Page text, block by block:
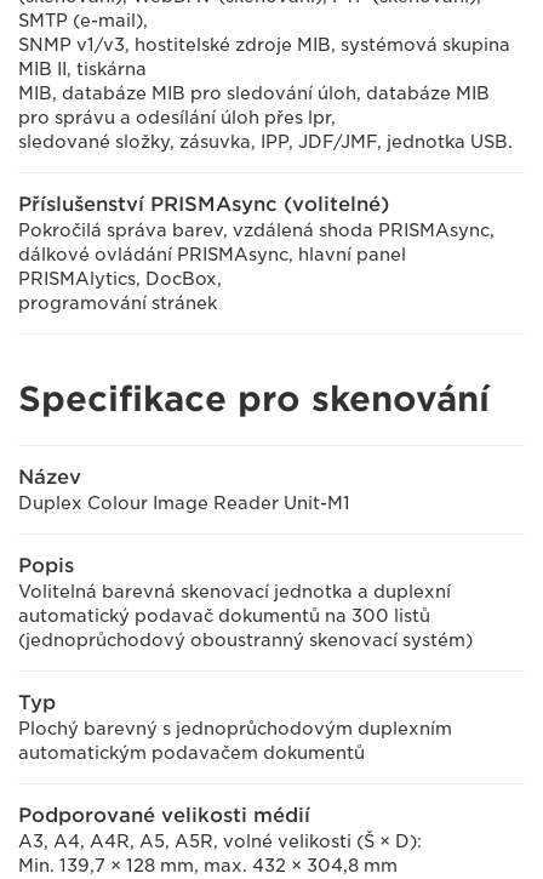
SMTP (e-mail),
SNMP v1/v3, hostitelské zdroje MIB, systémová skupina
MIB II, tiskárna
MIB, databáze MIB pro sledování úloh, databáze MIB
pro správu a odesílání úloh přes lpr,
sledované složky, zásuvka, IPP, JDF/JMF, jednotka USB.
Příslušenství PRISMAsync (volitelné)
Pokročilá správa barev, vzdálená shoda PRISMAsync,
dálkové ovládání PRISMAsync, hlavní panel
PRISMAlytics, DocBox,
programování stránek
Specifikace pro skenování
Název
Duplex Colour Image Reader Unit-M1
Popis
Volitelná barevná skenovací jednotka a duplexní
automatický podavač dokumentů na 300 listů
(jednoprůchodový oboustranný skenovací systém)
Typ
Plochý barevný s jednoprůchodovým duplexním
automatickým podavačem dokumentů
Podporované velikosti médií
A3, A4, A4R, A5, A5R, volné velikosti (Š × D):
Min. 139,7 × 128 mm, max. 432 × 304,8 mm